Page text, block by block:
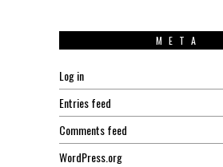
META
Log in
Entries feed
Comments feed
WordPress.org